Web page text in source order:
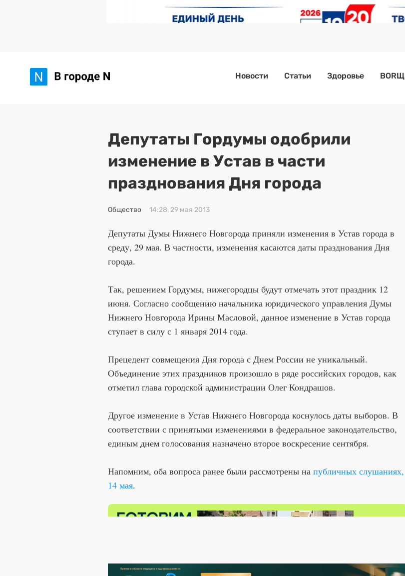
Новости Статьи Здоровье BORЩ
Депутаты Гордумы одобрили
изменение в Устав в части
празднования Дня города
Общество 14:28, 29 мая 2013
Депутаты Думы Нижнего Новгорода приняли изменения в Устав города в
среду, 29 мая. В частности, изменения касаются даты празднования Дня
города.
Так, решением Гордумы, нижегородцы будут отмечать этот праздник 12
июня. Согласно сообщению начальника юридического управления Думы
Нижнего Новгорода Ирины Масловой, данное изменение в Устав города
ступает в силу с 1 января 2014 года.
Прецедент совмещения Дня города с Днем России не уникальный.
Объединение этих праздников произошло в ряде российских городов, как
отметил глава городской администрации Олег Кондрашов.
Другое изменение в Устав Нижнего Новгорода коснулось даты выборов. В
соответствии с принятыми изменениями в федеральное законодательство,
единым днем голосования назначено второе воскресение сентября.
Напомним, оба вопроса ранее были рассмотрены на публичных слушаниях,
14 мая.